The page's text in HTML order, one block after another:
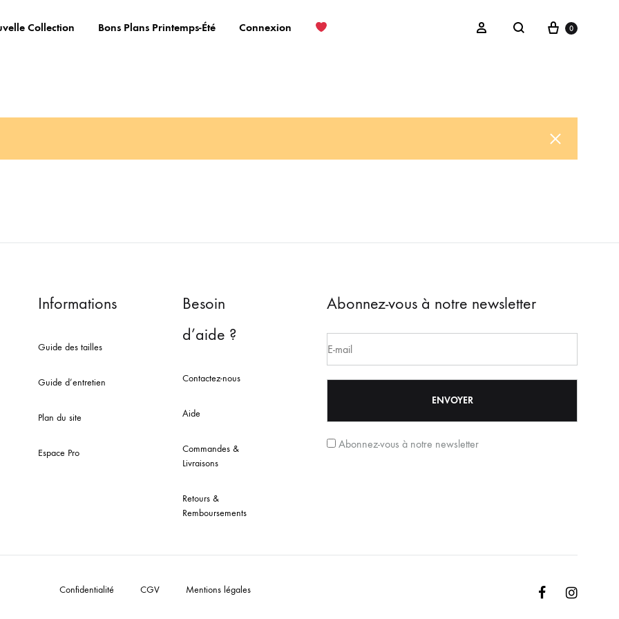
Collection Bons Plans Printemps-Été Connexion Sign in
Search
Cart
0
Informations
Guide des tailles
Guide d’entretien
Plan du site
Espace Pro
Besoin
d’aide ?
Contactez-nous
Aide
Commandes &
Livraisons
Retours &
Remboursements
Abonnez-vous à notre newsletter
Abonnez-vous à notre newsletter
Confidentialité CGV Mentions légales Facebook